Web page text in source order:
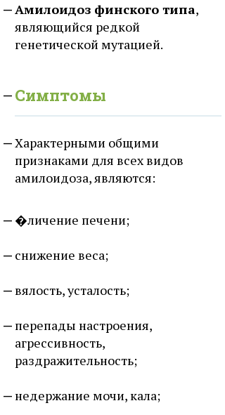
Амилоидоз финского типа,
являющийся редкой
генетической мутацией.
Симптомы
Характерными общими
признаками для всех видов
амилоидоза, являются:
�личение печени;
снижение веса;
вялость, усталость;
перепады настроения,
агрессивность,
раздражительность;
недержание мочи, кала;